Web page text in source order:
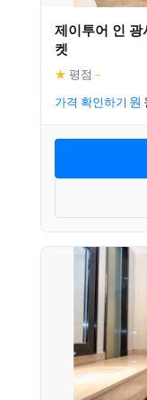
제이투어 인
켓
★ 평점 –
가격 확인하기